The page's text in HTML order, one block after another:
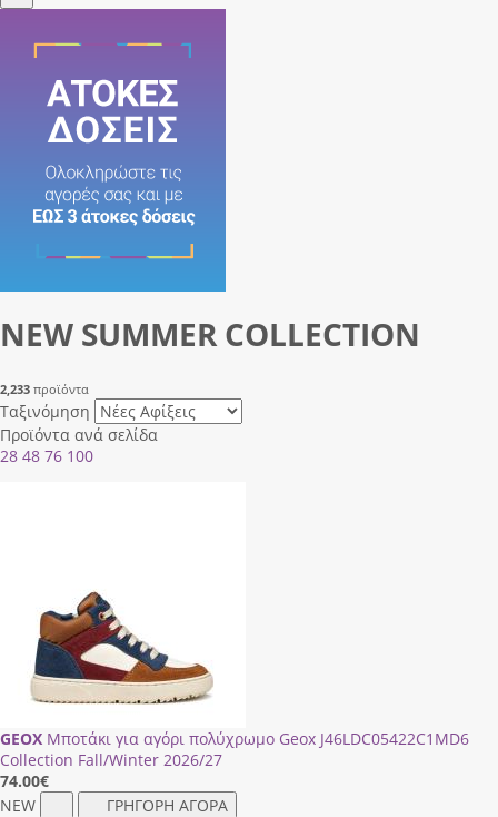
NEW SUMMER COLLECTION
2,233 προϊόντα
Ταξινόμηση
Προϊόντα ανά σελίδα
28 48 76 100
GEOX Μποτάκι για αγόρι πολύχρωμο Geox J46LDC05422C1ΜD6
Collection Fall/Winter 2026/27
74.00€
NEW
ΓΡΗΓΟΡΗ ΑΓΟΡΑ